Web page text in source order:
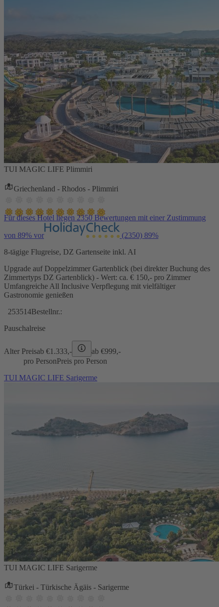
TUI MAGIC LIFE Plimmiri
Griechenland - Rhodos - Plimmiri
Für dieses Hotel liegen 2350 Bewertungen mit einer Zustimmung
von 89% vor (2350) 89%
8-tägige Flugreise, DZ Gartenseite inkl. AI
Upgrade auf Doppelzimmer Gartenblick (bei direkter Buchung des
Zimmertyps DZ Gartenblick) - Wert: ca. € 150,- pro Zimmer
Umfangreiche All Inclusive Verpflegung mit vielfältiger
Gastronomie genießen
253514Bestellnr.:
Pauschalreise
Alter Preisab €1.333,- ab €999,-
pro PersonPreis pro Person
TUI MAGIC LIFE Sarigerme
TUI MAGIC LIFE Sarigerme
Türkei - Türkische Ägäis - Sarigerme